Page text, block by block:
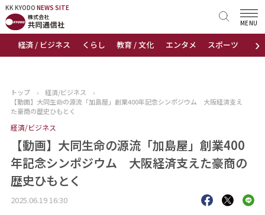
KK KYODO NEWS SITE
›
経済 / ビジネス くらし 教育 / 文化 エンタメ スポーツ 地域
MENU
KK KYODONEWS SITE
トップページ
ニュース
おすすめコンテンツ
出版物
会社概要
トップ › 経済/ビジネス
›
【動画】大同生命の源流「加島屋」創業400年記念シンポジウム 大阪経済支え
た豪商の歴史ひもとく
経済/ビジネス
【動画】大同生命の源流「加島屋」創業400
年記念シンポジウム 大阪経済支えた豪商の
歴史ひもとく
2025.06.19 16:30